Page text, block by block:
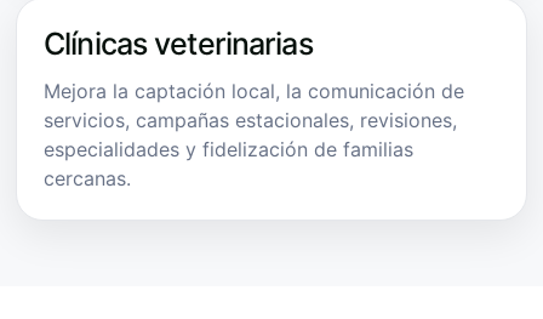
Clínicas veterinarias
Mejora la captación local, la comunicación de
servicios, campañas estacionales, revisiones,
especialidades y fidelización de familias
cercanas.